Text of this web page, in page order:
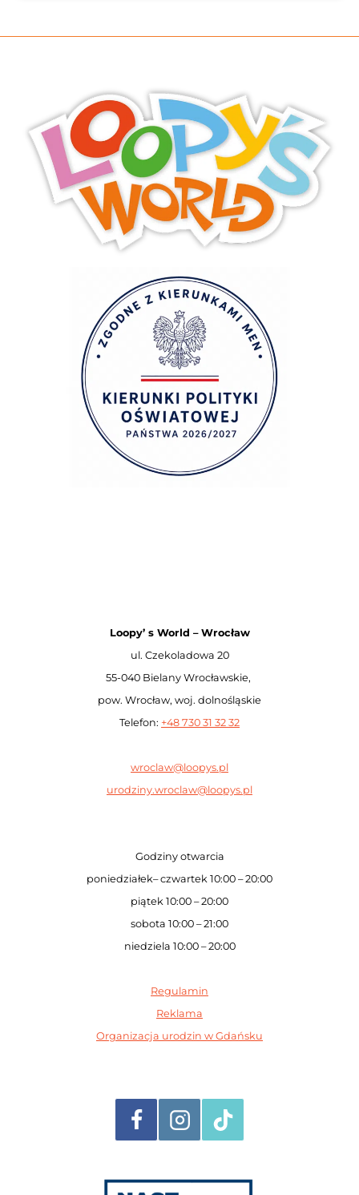
Loopy’ s World – Wrocław
ul. Czekoladowa 20
55-040 Bielany Wrocławskie,
pow. Wrocław, woj. dolnośląskie
Telefon: +48 730 31 32 32
wroclaw@loopys.pl
urodziny.wroclaw@loopys.pl
Godziny otwarcia
poniedziałek– czwartek 10:00 – 20:00
piątek 10:00 – 20:00
sobota 10:00 – 21:00
niedziela 10:00 – 20:00
Regulamin
Reklama
Organizacja urodzin w Gdańsku